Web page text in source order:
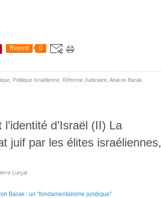
Repost 0
Politique Israélienne Réforme Judiciaire Aharon Barak
d’Israël (II) La
juif par les élites israéliennes,
Lurçat